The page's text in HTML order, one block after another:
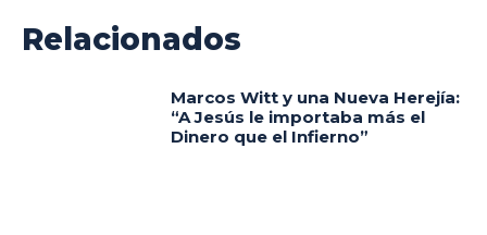
Relacionados
Marcos Witt y una Nueva Herejía:
“A Jesús le importaba más el
Dinero que el Infierno”